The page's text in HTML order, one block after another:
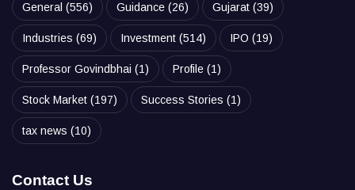
General (556) Guidance (26) Gujarat (39)
Industries (69) Investment (514) IPO (19)
Professor Govindbhai (1) Profile (1)
Stock Market (197) Success Stories (1)
tax news (10)
Contact Us